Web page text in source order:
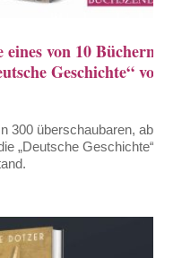
von 10 Büchern
Geschichte“ von
300 überschaubaren, aber
„Deutsche Geschichte“